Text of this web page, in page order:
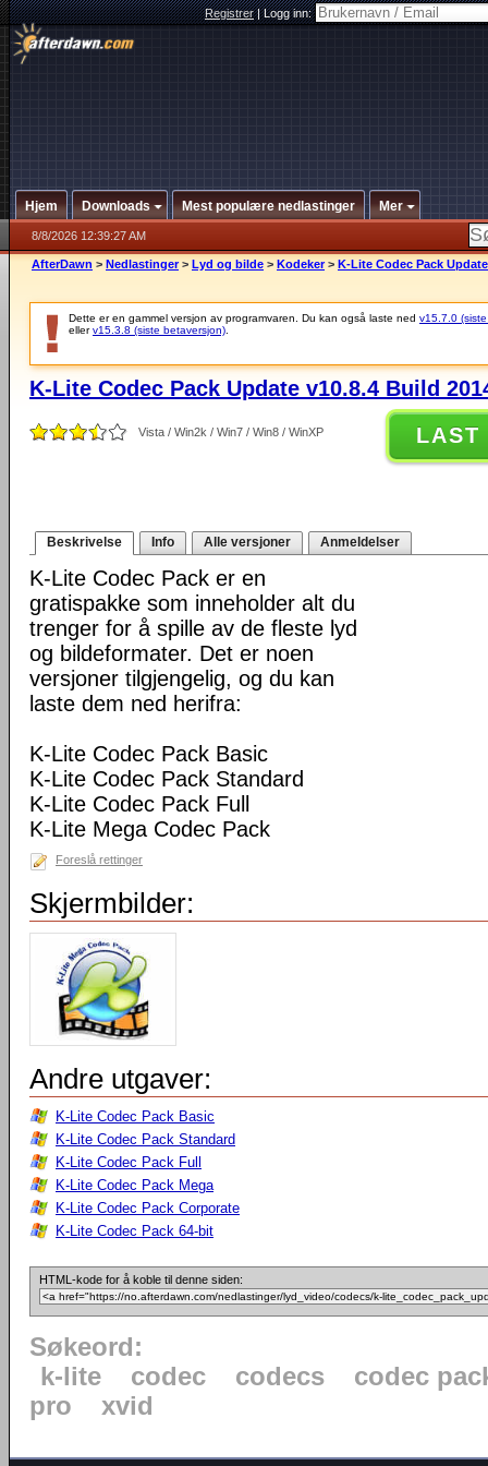
Registrer|Logg inn:
Hjem Downloads Mest populære nedlastinger Mer
8/8/2026 12:39:27 AM
AfterDawn > Nedlastinger > Lyd og bilde > Kodeker > K-Lite Codec Pack
Dette er en gammel versjon av programvaren. Du kan også laste ned v15.7.0
ellerv15.3.8 (siste betaversjon)
K-Lite Codec Pack Update v10.8.4 Build
Vista / Win2k / Win7 / Win8 / WinXP LAST
Beskrivelse Info Alle versjoner Anmeldelser
K-Lite Codec Pack er en
gratispakke som inneholder alt du
trenger for å spille av de fleste lyd
og bildeformater. Det er noen
versjoner tilgjengelig, og du kan
laste dem ned herifra:
K-Lite Codec Pack Basic
K-Lite Codec Pack Standard
K-Lite Codec Pack Full
K-Lite Mega Codec Pack
Foreslå rettinger
Skjermbilder:
Andre utgaver:
K-Lite Codec Pack Basic
K-Lite Codec Pack Standard
K-Lite Codec Pack Full
K-Lite Codec Pack Mega
K-Lite Codec Pack Corporate
K-Lite Codec Pack 64-bit
HTML-kode for å koble til denne siden:
Søkeord:
k-lite
codec codecs
codec
pro
xvid